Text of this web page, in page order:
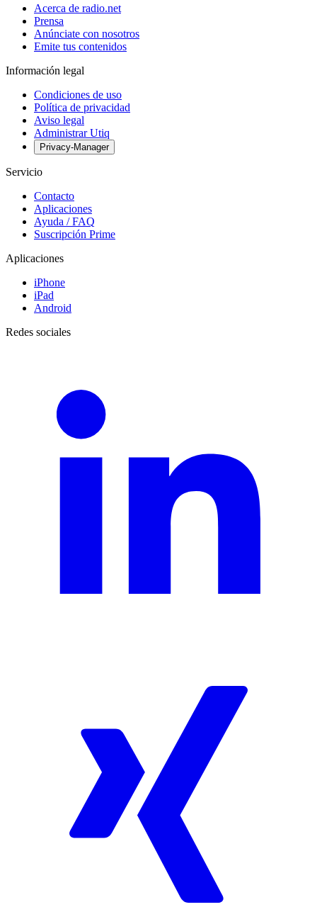
Acerca de radio.net
Prensa
Anúnciate con nosotros
Emite tus contenidos
Información legal
Condiciones de uso
Política de privacidad
Aviso legal
Administrar Utiq
Privacy-Manager
Servicio
Contacto
Aplicaciones
Ayuda / FAQ
Suscripción Prime
Aplicaciones
iPhone
iPad
Android
Redes sociales